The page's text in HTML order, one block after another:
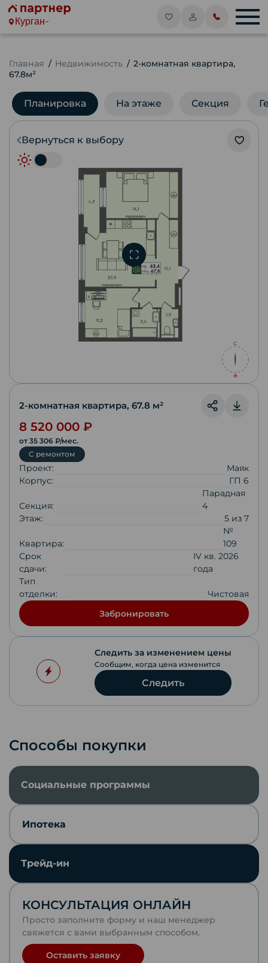
Курган
Главная Недвижимость
2-комнатная квартира,
67.8м²
Планировка На этаже Секция
Вернуться к выбору
2-комнатная квартира, 67.8 м²
8 520 000 ₽
от 35 306 ₽/мес.
С ремонтом
Проект:
Маяк
Корпус:
ГП 6
Секция:
Парадная
4
Этаж:
5 из 7
Квартира:
№
109
Срок
сдачи:
IV кв. 2026
года
Тип
отделки:
Чистовая
Забронировать
Следить за изменением цены
Сообщим, когда цена изменится
Следить
Скопировать ссылку
Отправить по почте
VKontakte
WhatsApp
Способы покупки
Социальные программы
Ипотека
Трейд-ин
КОНСУЛЬТАЦИЯ ОНЛАЙН
Просто заполните форму и наш менеджер
свяжется с вами выбранным способом.
Оставить заявку